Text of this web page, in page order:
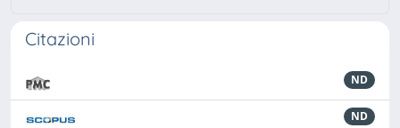
Citazioni
ND
ND